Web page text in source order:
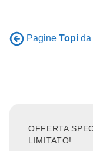
Pagine Topi da
OFFERTA
LIMITATO!